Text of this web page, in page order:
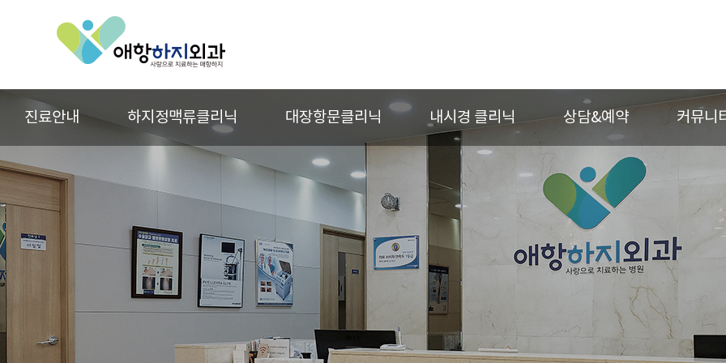
진료안내 하지정맥류클리닉 대장항문클리닉 내시경 클리닉 상담&예약 커뮤니